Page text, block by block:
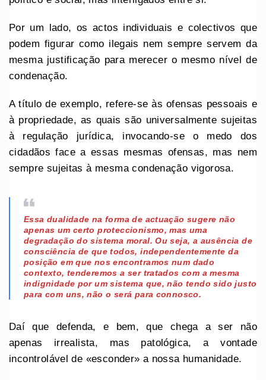
Por um lado, os actos individuais e colectivos que
podem figurar como ilegais nem sempre servem da
mesma justificação para merecer o mesmo nível de
condenação.
A título de exemplo, refere-se às ofensas pessoais e
à propriedade, as quais são universalmente sujeitas
à regulação jurídica, invocando-se o medo dos
cidadãos face a essas mesmas ofensas, mas nem
sempre sujeitas à mesma condenação vigorosa.
Essa dualidade na forma de actuação sugere não
apenas um certo proteccionismo, mas uma
degradação do sistema moral. Ou seja, a ausência de
consciência de que todos, independentemente da
posição em que nos encontramos num dado
contexto, tenderemos a ser tratados com a mesma
indignidade por um sistema que, não tendo sido justo
para com uns, não o será para connosco.
Daí que defenda, e bem, que chega a ser não
apenas irrealista, mas patológica, a vontade
incontrolável de «esconder» a nossa humanidade.